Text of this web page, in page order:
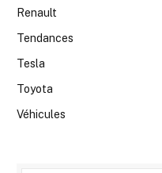
Renault
Tendances
Tesla
Toyota
Véhicules